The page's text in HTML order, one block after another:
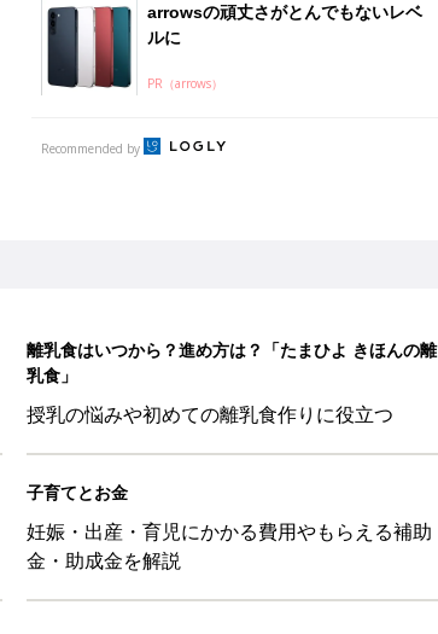
arrowsの頑丈さがとんでもないレベ
ルに
PR（arrows）
Recommended by
離乳食はいつから？進め方は？「たまひよ きほんの離
乳食」
授乳の悩みや初めての離乳食作りに役立つ
子育てとお金
妊娠・出産・育児にかかる費用やもらえる補助
金・助成金を解説